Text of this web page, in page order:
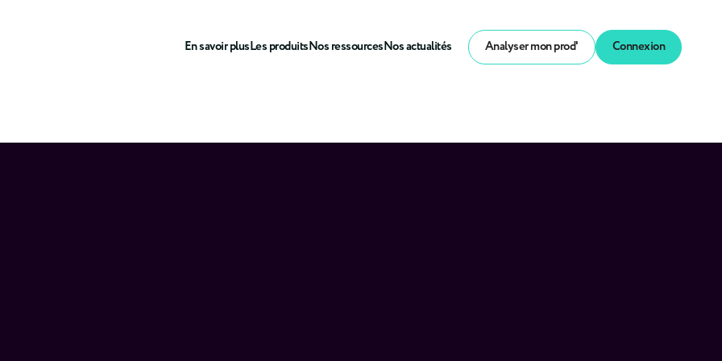
En savoir plusLes produitsNos ressourcesNos actualités Analyser mon prod' Connexion